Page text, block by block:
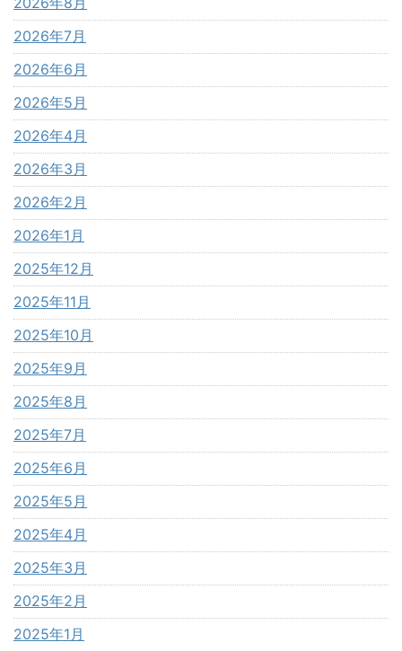
2026年7月
2026年6月
2026年5月
2026年4月
2026年3月
2026年2月
2026年1月
2025年12月
2025年11月
2025年10月
2025年9月
2025年8月
2025年7月
2025年6月
2025年5月
2025年4月
2025年3月
2025年2月
2025年1月